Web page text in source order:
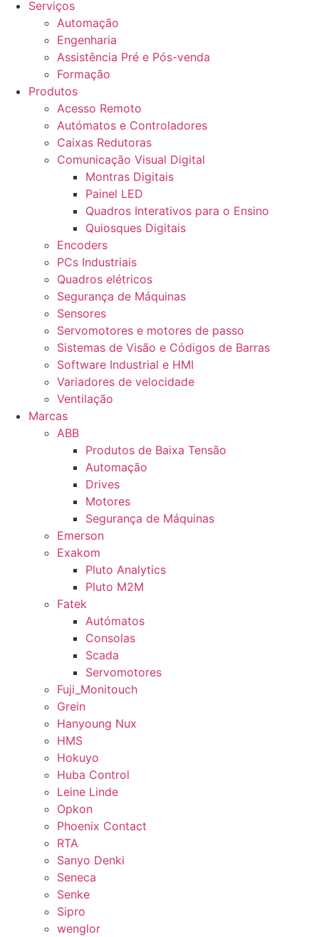
Serviços
Automação
Engenharia
Assistência Pré e Pós-venda
Formação
Produtos
Acesso Remoto
Autómatos e Controladores
Caixas Redutoras
Comunicação Visual Digital
Montras Digitais
Painel LED
Quadros Interativos para o Ensino
Quiosques Digitais
Encoders
PCs Industriais
Quadros elétricos
Segurança de Máquinas
Sensores
Servomotores e motores de passo
Sistemas de Visão e Códigos de Barras
Software Industrial e HMI
Variadores de velocidade
Ventilação
Marcas
ABB
Produtos de Baixa Tensão
Automação
Drives
Motores
Segurança de Máquinas
Emerson
Exakom
Pluto Analytics
Pluto M2M
Fatek
Autómatos
Consolas
Scada
Servomotores
Fuji_Monitouch
Grein
Hanyoung Nux
HMS
Hokuyo
Huba Control
Leine Linde
Opkon
Phoenix Contact
RTA
Sanyo Denki
Seneca
Senke
Sipro
wenglor